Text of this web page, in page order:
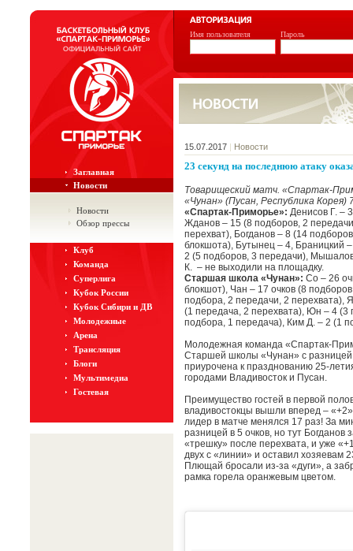
Имя пользователя Пароль
Заглавная
Новости
Новости
Обзор прессы
Клуб
Команда
Суперлига
Кубок России
Кубок Сибири и ДВ
Молодежные
Арена
Трансляция
Блоги
Мультимедиа
Гостевая
15.07.2017 | Новости
23 секунд на последнюю атаку
Товарищеский матч. «Спартак-
«Чунан» (Пусан, Республика Корея)
«Спартак-Приморье»: Денисов Г. –
Жданов – 15 (8 подборов, 2
перехват), Богданов – 8 (14
блокшота), Бутынец – 4, Браницкий
2 (5 подборов, 3 передачи),
К. – не выходили на площадку.
Старшая школа «Чунан»: Со – 26
блокшот), Чан – 17 очков (8
подбора, 2 передачи, 2 перехвата),
(1 передача, 2 перехвата), Юн – 4 (3
подбора, 1 передача), Ким Д. – 2 (1
Молодежная команда «Спартак-
Старшей школы «Чунан» с разницей
приурочена к празднованию 25-
городами Владивосток и Пусан.
Преимущество гостей в первой
владивостокцы вышли вперед –
лидер в матче менялся 17 раз! За
разницей в 5 очков, но тут
«трешку» после перехвата, и уже
двух с «линии» и оставил хозяевам
Плющай бросали из-за «дуги», а
рамка горела оранжевым цветом.